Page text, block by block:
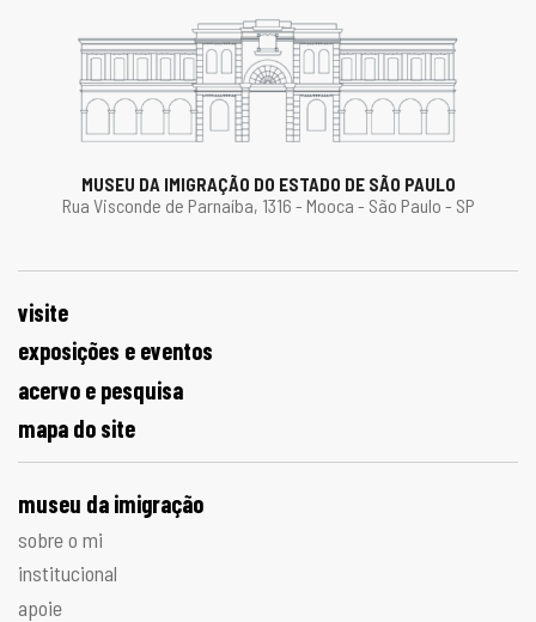
MUSEU DA IMIGRAÇÃO DO ESTADO DE SÃO PAULO
Rua Visconde de Parnaíba, 1316 - Mooca - São Paulo - SP
visite
exposições e eventos
acervo e pesquisa
mapa do site
museu da imigração
sobre o mi
institucional
apoie